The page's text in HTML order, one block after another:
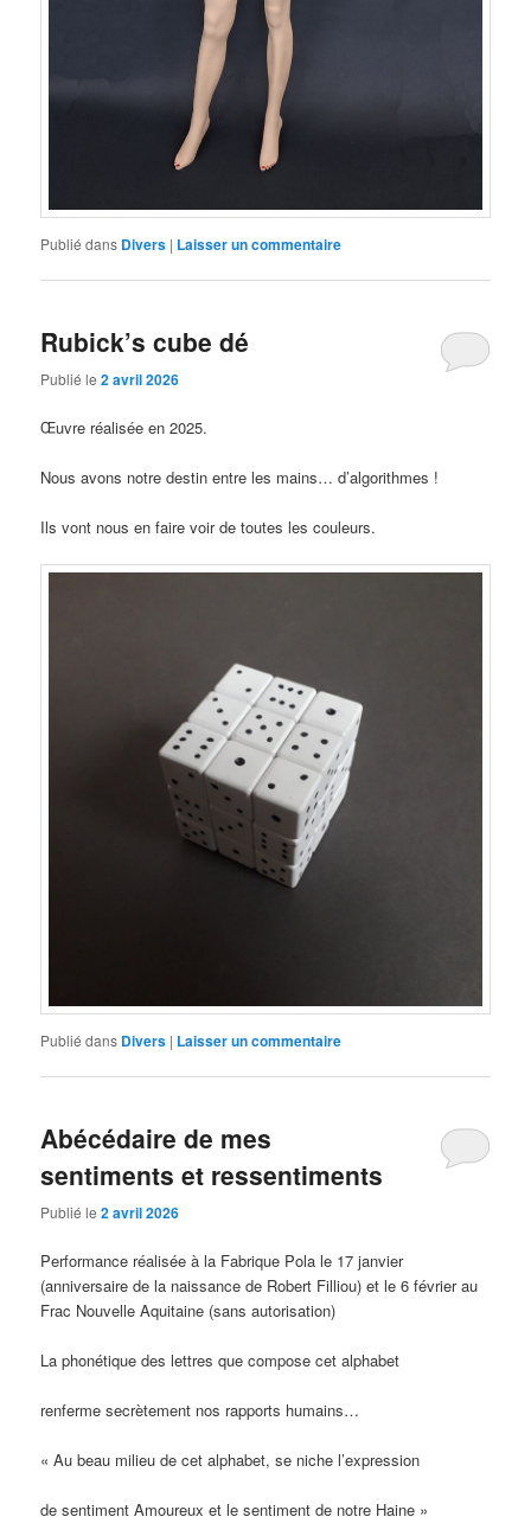
Publié dans Divers | Laisser un commentaire
Rubick’s cube dé
Publié le2 avril 2026
Œuvre réalisée en 2025.
Nous avons notre destin entre les mains… d’algorithmes !
Ils vont nous en faire voir de toutes les couleurs.
Publié dans Divers | Laisser un commentaire
Abécédaire de mes
sentiments et ressentiments
Publié le2 avril 2026
Performance réalisée à la Fabrique Pola le 17 janvier
(anniversaire de la naissance de Robert Filliou) et le 6 février au
Frac Nouvelle Aquitaine (sans autorisation)
La phonétique des lettres que compose cet alphabet
renferme secrètement nos rapports humains…
« Au beau milieu de cet alphabet, se niche l’expression
de sentiment Amoureux et le sentiment de notre Haine »